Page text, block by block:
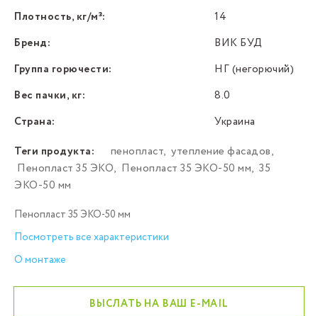
Плотность, кг/м³:
14
Бренд:
ВИК БУД
Группа горючести:
НГ (негорючий)
Вес пачки, кг:
8.0
Страна:
Украина
Теги продукта:
пенопласт, утепление фасадов,
Пенопласт 35 ЭКО, Пенопласт 35 ЭКО-50 мм, 35
ЭКО-50 мм
Пенопласт 35 ЭКО-50 мм
Посмотреть все характеристики
О монтаже
ВЫСЛАТЬ НА ВАШ E-MAIL